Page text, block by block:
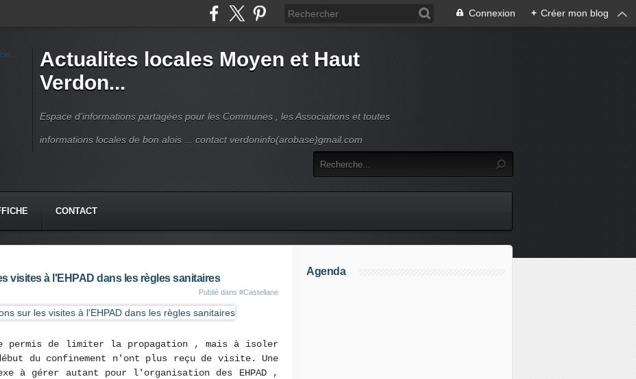
Connexion + Créer mon blog
Actualites locales Moyen et Haut
Verdon...
Espace d'informations partagées pour les Communes , les Associations et toutes
informations locales de bon alois ... contact verdoninfo(arobase)gmail.com
CONTACT
visites à l'EHPAD dans les règles sanitaires
Publié dans #Castellane
permis de limiter la propagation , mais à isoler
du confinement n'ont plus reçu de visite. Une
à gérer autant pour l'organisation des EHPAD ,
Agenda